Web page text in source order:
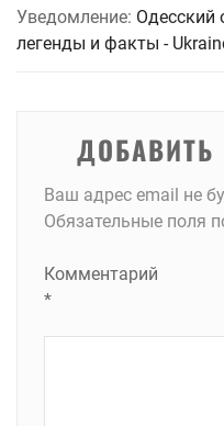
Уведомление: Одесский
легенды и факты -
Ваш адрес email не
Обязательные поля
Комментарий
*